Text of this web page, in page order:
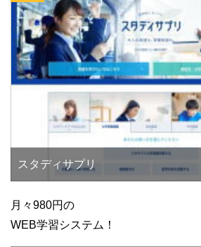
スタディサプリ
月々980円の
WEB学習システム！